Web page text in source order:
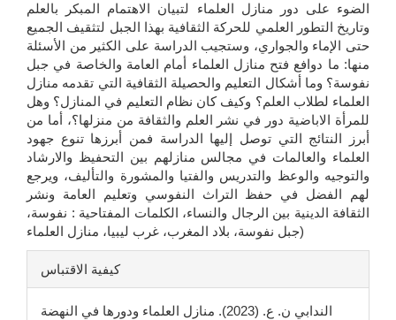
الضوء على دور منازل العلماء لتبيان الاهتمام المبكر بالعلم
وتاريخ التطور العلمي للحركة الثقافية بهذا الجبل لتثقيف الجميع
حتى الإماء والجواري، وستجيب الدراسة على الكثير من الأسئلة
منها: ما دوافع فتح منازل العلماء أمام العامة والخاصة في جبل
نفوسة؟ وما أشكال التعليم والحصيلة الثقافية التي تقدمه منازل
العلماء لطلاب العلم؟ وكيف كان نظام التعليم في المنازل؟ وهل
للمرأة الاباضية دور في نشر العلم والثقافة من منزلها؟، أما من
أبرز النتائج التي توصل إليها الدراسة فمن أبرزها تنوع جهود
العلماء والعالمات في مجالس منازلهم بين التحفيظ والارشاد
والتوجيه والوعظ والتدريس والفتيا والمشورة والتأليف، ويرجع
لهم الفضل في حفظ التراث النفوسي وتعليم العامة ونشر
الثقافة الدينية بين الرجال والنساء، الكلمات المفتاحية : نفوسة،
جبل نفوسة، بلاد المغرب، غرب ليبيا، منازل العلماء)
تفاصيل
المقالة
كيفية الاقتباس
الندابي ن. ع. (2023). منازل العلماء ودورها في النهضة